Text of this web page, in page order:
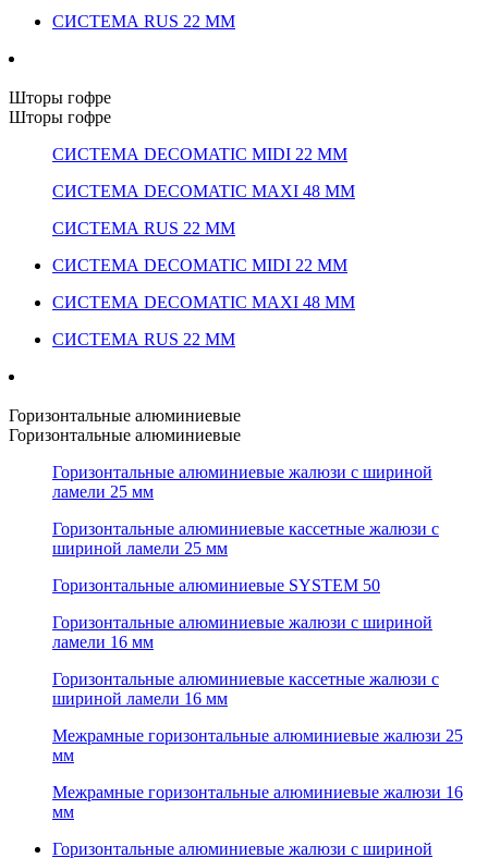
СИСТЕМА RUS 22 ММ
Шторы гофре
Шторы гофре
СИСТЕМА DECOMATIC MIDI 22 ММ
СИСТЕМА DECOMATIC MAXI 48 ММ
СИСТЕМА RUS 22 ММ
СИСТЕМА DECOMATIC MIDI 22 ММ
СИСТЕМА DECOMATIC MAXI 48 ММ
СИСТЕМА RUS 22 ММ
Горизонтальные алюминиевые
Горизонтальные алюминиевые
Горизонтальные алюминиевые жалюзи с шириной
ламели 25 мм
Горизонтальные алюминиевые кассетные жалюзи с
шириной ламели 25 мм
Горизонтальные алюминиевые SYSTEM 50
Горизонтальные алюминиевые жалюзи с шириной
ламели 16 мм
Горизонтальные алюминиевые кассетные жалюзи с
шириной ламели 16 мм
Межрамные горизонтальные алюминиевые жалюзи 25
мм
Межрамные горизонтальные алюминиевые жалюзи 16
мм
Горизонтальные алюминиевые жалюзи с шириной